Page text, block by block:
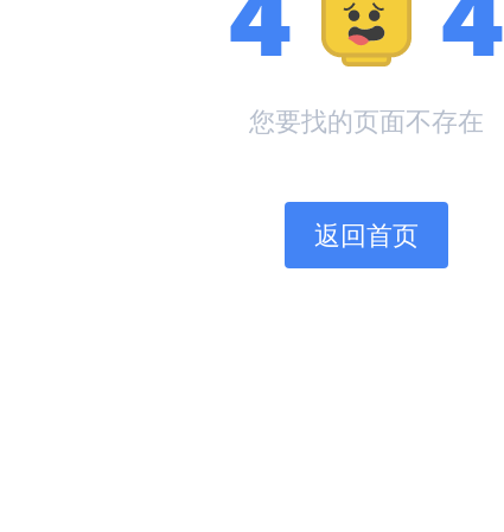
您要找的页面不存在
返回首页